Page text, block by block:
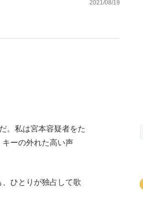
2021/08/19
。私は宮本容疑者をた
ーの外れた高い声
ひとりが独占して歌